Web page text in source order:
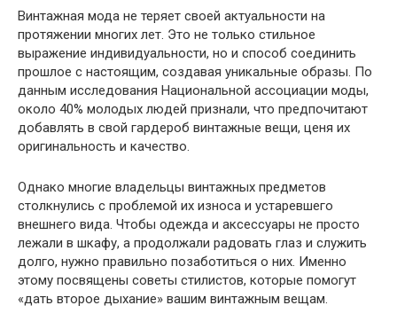
Винтажная мода не теряет своей актуальности на
протяжении многих лет. Это не только стильное
выражение индивидуальности, но и способ соединить
прошлое с настоящим, создавая уникальные образы. По
данным исследования Национальной ассоциации моды,
около 40% молодых людей признали, что предпочитают
добавлять в свой гардероб винтажные вещи, ценя их
оригинальность и качество.
Однако многие владельцы винтажных предметов
столкнулись с проблемой их износа и устаревшего
внешнего вида. Чтобы одежда и аксессуары не просто
лежали в шкафу, а продолжали радовать глаз и служить
долго, нужно правильно позаботиться о них. Именно
этому посвящены советы стилистов, которые помогут
«дать второе дыхание» вашим винтажным вещам.